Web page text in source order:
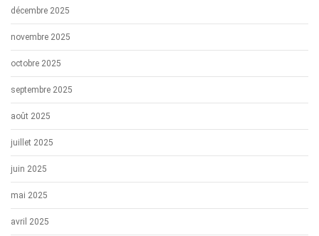
décembre 2025
novembre 2025
octobre 2025
septembre 2025
août 2025
juillet 2025
juin 2025
mai 2025
avril 2025